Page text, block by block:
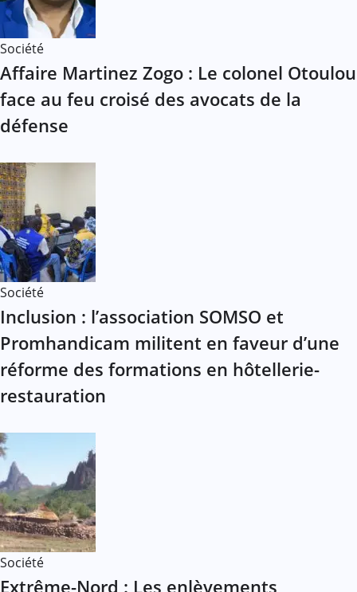
Société
Affaire Martinez Zogo : Le colonel Otoulou
face au feu croisé des avocats de la
défense
Société
Inclusion : l’association SOMSO et
Promhandicam militent en faveur d’une
réforme des formations en hôtellerie-
restauration
Société
Extrême-Nord : Les enlèvements